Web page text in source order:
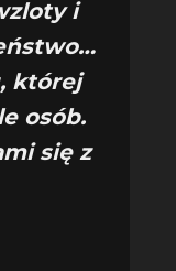
i
której
osób.
się z